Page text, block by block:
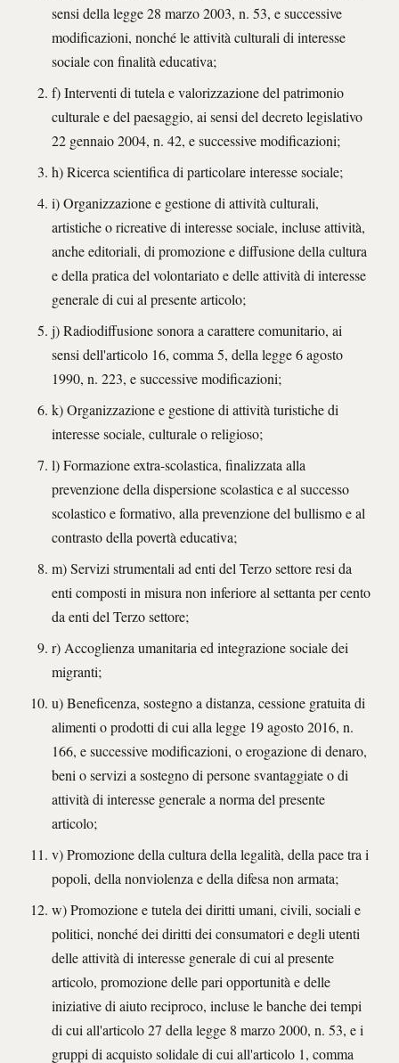
sensi della legge 28 marzo 2003, n. 53, e successive
modificazioni, nonché le attività culturali di interesse
sociale con finalità educativa;
f) Interventi di tutela e valorizzazione del patrimonio
culturale e del paesaggio, ai sensi del decreto legislativo
22 gennaio 2004, n. 42, e successive modificazioni;
h) Ricerca scientifica di particolare interesse sociale;
i) Organizzazione e gestione di attività culturali,
artistiche o ricreative di interesse sociale, incluse attività,
anche editoriali, di promozione e diffusione della cultura
e della pratica del volontariato e delle attività di interesse
generale di cui al presente articolo;
j) Radiodiffusione sonora a carattere comunitario, ai
sensi dell'articolo 16, comma 5, della legge 6 agosto
1990, n. 223, e successive modificazioni;
k) Organizzazione e gestione di attività turistiche di
interesse sociale, culturale o religioso;
l) Formazione extra-scolastica, finalizzata alla
prevenzione della dispersione scolastica e al successo
scolastico e formativo, alla prevenzione del bullismo e al
contrasto della povertà educativa;
m) Servizi strumentali ad enti del Terzo settore resi da
enti composti in misura non inferiore al settanta per cento
da enti del Terzo settore;
r) Accoglienza umanitaria ed integrazione sociale dei
migranti;
u) Beneficenza, sostegno a distanza, cessione gratuita di
alimenti o prodotti di cui alla legge 19 agosto 2016, n.
166, e successive modificazioni, o erogazione di denaro,
beni o servizi a sostegno di persone svantaggiate o di
attività di interesse generale a norma del presente
articolo;
v) Promozione della cultura della legalità, della pace tra i
popoli, della nonviolenza e della difesa non armata;
w) Promozione e tutela dei diritti umani, civili, sociali e
politici, nonché dei diritti dei consumatori e degli utenti
delle attività di interesse generale di cui al presente
articolo, promozione delle pari opportunità e delle
iniziative di aiuto reciproco, incluse le banche dei tempi
di cui all'articolo 27 della legge 8 marzo 2000, n. 53, e i
gruppi di acquisto solidale di cui all'articolo 1, comma